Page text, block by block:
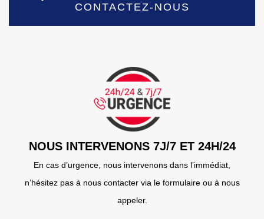
CONTACTEZ-NOUS
NOUS INTERVENONS 7J/7 ET 24H/24
En cas d’urgence, nous intervenons dans l’immédiat,
n’hésitez pas à nous contacter via le formulaire ou à nous
appeler.